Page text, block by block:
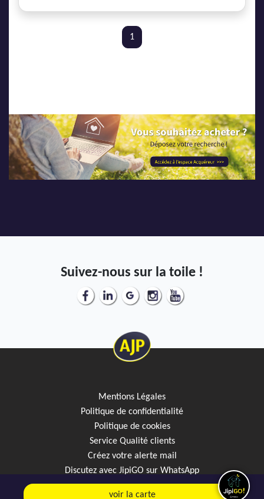
1
voir la carte
Suivez-nous sur la toile !
Mentions Légales
Politique de confidentialité
Politique de cookies
Service Qualité clients
Créez votre alerte mail
Discutez avec JipiGO sur WhatsApp